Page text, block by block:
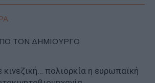
ΤΟΝ ΔΗΜΙΟΥΡΓΟ
κινεζική… πολιορκία η ευρωπαϊκή